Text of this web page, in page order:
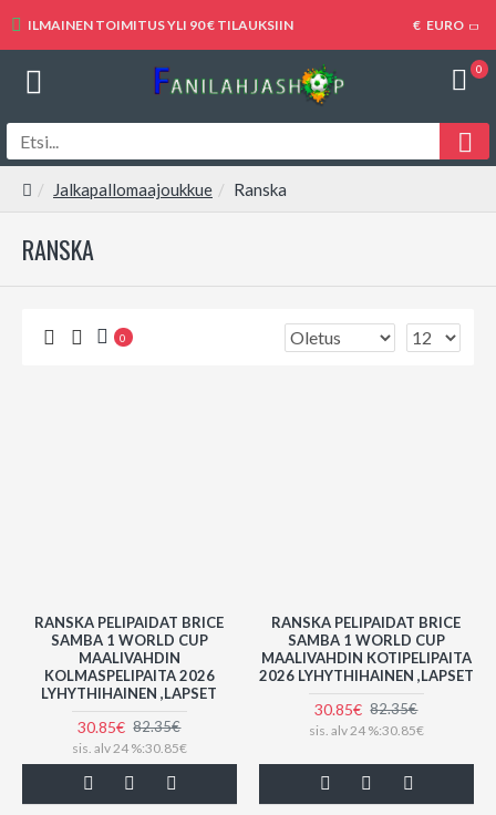
ILMAINEN TOIMITUS YLI 90 € TILAUKSIIN € EURO
0
Jalkapallomaajoukkue Ranska
RANSKA
0
RANSKA PELIPAIDAT BRICE
SAMBA 1 WORLD CUP
MAALIVAHDIN
KOLMASPELIPAITA 2026
LYHYTHIHAINEN ,LAPSET
30.85€ 82.35€
sis. alv 24 %:30.85€
RANSKA PELIPAIDAT BRICE
SAMBA 1 WORLD CUP
MAALIVAHDIN KOTIPELIPAITA
2026 LYHYTHIHAINEN ,LAPSET
30.85€ 82.35€
sis. alv 24 %:30.85€